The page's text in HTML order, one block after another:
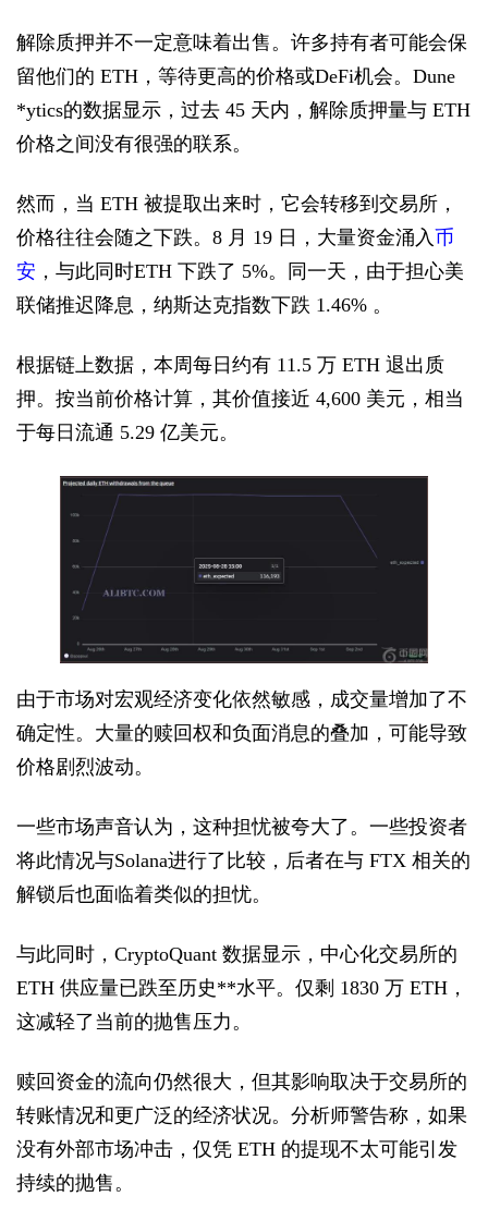
解除质押并不一定意味着出售。许多持有者可能会保
留他们的 ETH，等待更高的价格或DeFi机会。Dune
*ytics的数据显示，过去 45 天内，解除质押量与 ETH
价格之间没有很强的联系。
然而，当 ETH 被提取出来时，它会转移到交易所，
价格往往会随之下跌。8 月 19 日，大量资金涌入 币
安 ，与此同时ETH 下跌了 5%。同一天，由于担心美
联储推迟降息，纳斯达克指数下跌 1.46% 。
根据链上数据，本周每日约有 11.5 万 ETH 退出质
押。按当前价格计算，其价值接近 4,600 美元，相当
于每日流通 5.29 亿美元。
由于市场对宏观经济变化依然敏感，成交量增加了不
确定性。大量的赎回权和负面消息的叠加，可能导致
价格剧烈波动。
一些市场声音认为，这种担忧被夸大了。一些投资者
将此情况与Solana进行了比较，后者在与 FTX 相关的
解锁后也面临着类似的担忧。
与此同时，CryptoQuant 数据显示，中心化交易所的
ETH 供应量已跌至历史**水平。仅剩 1830 万 ETH，
这减轻了当前的抛售压力。
赎回资金的流向仍然很大，但其影响取决于交易所的
转账情况和更广泛的经济状况。分析师警告称，如果
没有外部市场冲击，仅凭 ETH 的提现不太可能引发
持续的抛售。